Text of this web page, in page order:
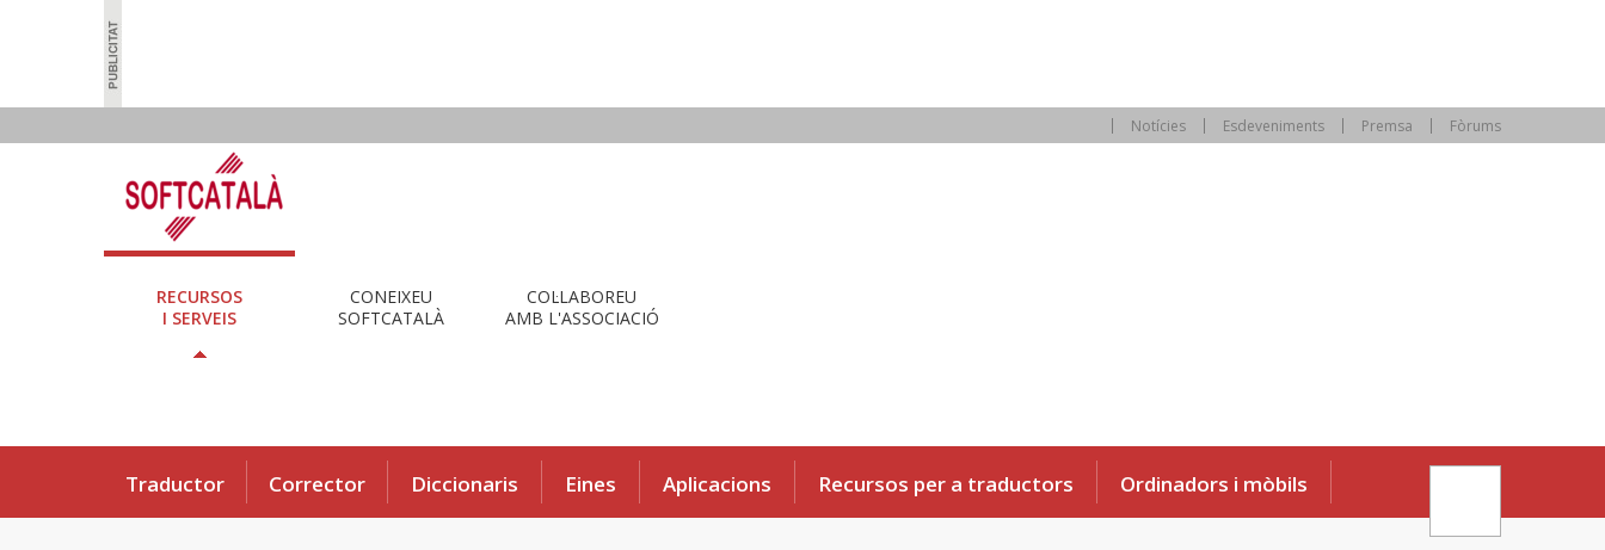
Notícies Esdeveniments Premsa Fòrums
RECURSOS
I SERVEIS
CONEIXEU
SOFTCATALÀ
COL·LABOREU
AMB L'ASSOCIACIÓ
Traductor Corrector Diccionaris Eines Aplicacions Recursos per a traductors Ordinadors i mòbils